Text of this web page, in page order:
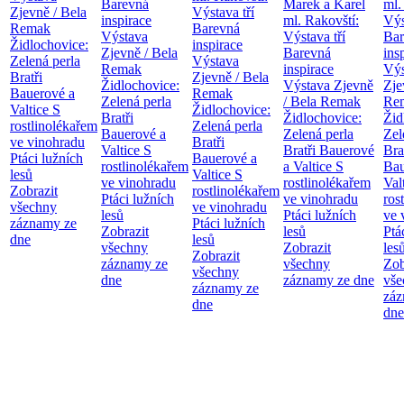
Zjevně / Bela
Remak
Židlochovice:
Zelená perla
Bratři
Bauerové a
Valtice S
rostlinolékařem
ve vinohradu
Ptáci lužních
lesů
Zobrazit
všechny
záznamy ze
dne
Barevná
inspirace
Výstava
Zjevně / Bela
Remak
Židlochovice:
Zelená perla
Bratři
Bauerové a
Valtice S
rostlinolékařem
ve vinohradu
Ptáci lužních
lesů
Zobrazit
všechny
záznamy ze
dne
Výstava tří
Barevná
inspirace
Výstava
Zjevně / Bela
Remak
Židlochovice:
Zelená perla
Bratři
Bauerové a
Valtice S
rostlinolékařem
ve vinohradu
Ptáci lužních
lesů
Zobrazit
všechny
záznamy ze
dne
Marek a Karel
ml. Rakovští:
Výstava tří
Barevná
inspirace
Výstava Zjevně
/ Bela Remak
Židlochovice:
Zelená perla
Bratři Bauerové
a Valtice S
rostlinolékařem
ve vinohradu
Ptáci lužních
lesů
Zobrazit
všechny
záznamy ze dne
ml.
ve
dne